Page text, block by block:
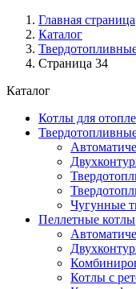
Главная страница
Каталог
Страница 34
Каталог
Котлы для
Чугунные
Пеллетные котлы
Котлы с